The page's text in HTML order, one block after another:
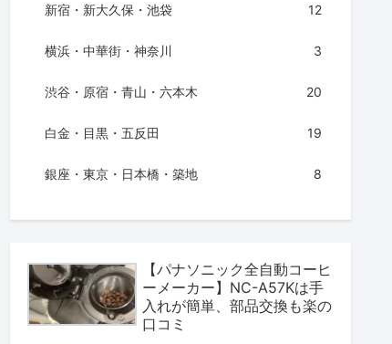
新宿・新大久保・池袋 12
横浜・中華街・神奈川 3
渋谷・原宿・青山・六本木 20
白金・目黒・五反田 19
銀座・東京・日本橋・築地 8
【パナソニック全自動コーヒ
ーメーカー】NC-A57Kは手
入れが簡単、部品交換も楽の
口コミ